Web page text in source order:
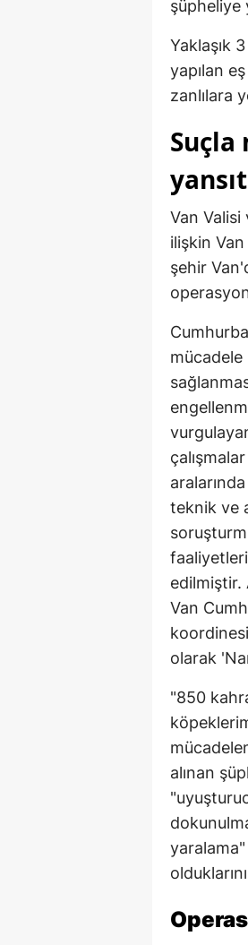
şüpheliye
Yaklaşık
yapılan
zanlılara
Van Valisi
ilişkin
şehir
mücadele
teknik ve
edilmiştir.
Van
olarak
"850
alınan
yaralama"